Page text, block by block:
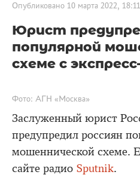
Опубликовано 10 марта 2022, 18:11
Юрист
популярной
схеме с
Фото: АГН «Москва»
Заслуженный юрист
предупредил россиян
мошеннической схеме.
сайте радио Sputnik.